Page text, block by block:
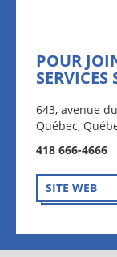
POUR
SERVICES
643, avenue
Québec,
418 666-4666
SITE WEB